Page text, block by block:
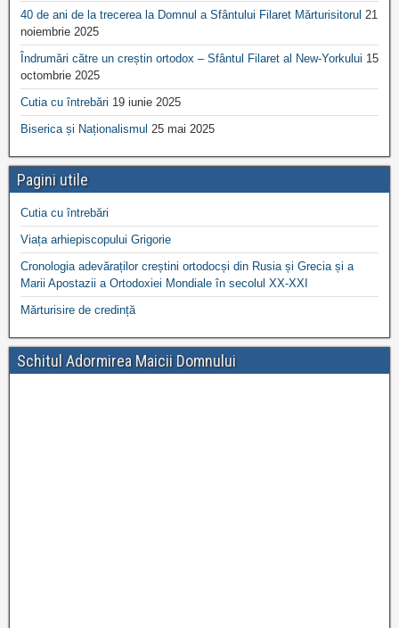
40 de ani de la trecerea la Domnul a Sfântului Filaret Mărturisitorul 21
noiembrie 2025
Îndrumări către un creștin ortodox – Sfântul Filaret al New-Yorkului 15
octombrie 2025
Cutia cu întrebări 19 iunie 2025
Biserica și Naționalismul 25 mai 2025
Pagini utile
Cutia cu întrebări
Viața arhiepiscopului Grigorie
Cronologia adevăraților creștini ortodocși din Rusia și Grecia și a
Marii Apostazii a Ortodoxiei Mondiale în secolul XX-XXI
Mărturisire de credință
Schitul Adormirea Maicii Domnului